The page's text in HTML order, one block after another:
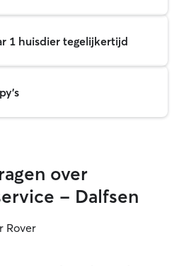
1 huisdier tegelijkertijd
over
- Dalfsen
Rover